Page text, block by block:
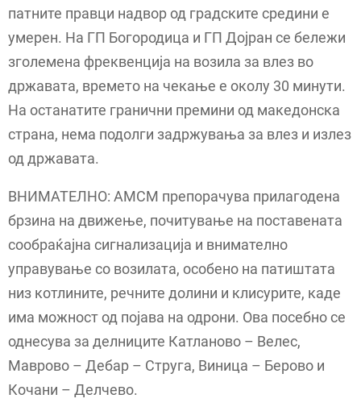
патните правци надвор од градските средини е
умерен. На ГП Богородица и ГП Дојран се бележи
зголемена фреквенција на возила за влез во
државата, времето на чекање е околу 30 минути.
На останатите гранични премини од македонска
страна, нема подолги задржувања за влез и излез
од државата.
ВНИМАТЕЛНО: АМСМ препорачува прилагодена
брзина на движење, почитување на поставената
сообраќајна сигнализација и внимателно
управување со возилата, особено на патиштата
низ котлините, речните долини и клисурите, каде
има можност од појава на одрони. Ова посебно се
однесува за делниците Катланово – Велес,
Маврово – Дебар – Струга, Виница – Берово и
Кочани – Делчево.